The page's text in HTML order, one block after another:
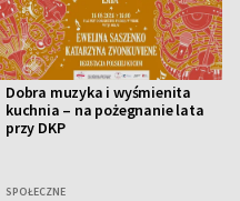
Dobra muzyka i wyśmienita
kuchnia – na pożegnanie lata
przy DKP
SPOŁECZNE